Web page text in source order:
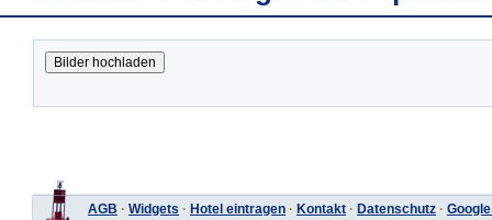
AGB · Widgets · Hotel eintragen · Kontakt · Datenschutz ·